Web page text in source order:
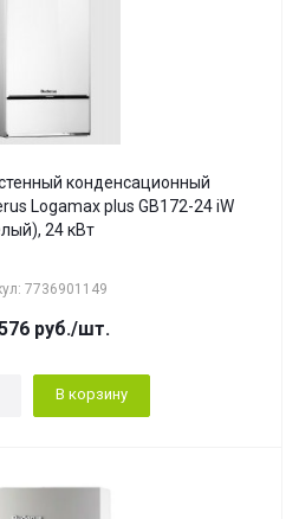
конденсационный
Logamax plus GB172-24 iW
24 кВт
7736901149
руб./шт.
В корзину